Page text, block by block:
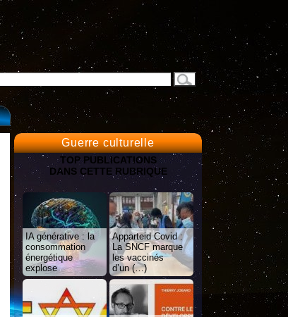
Guerre culturelle
TOP PUBLICATIONS
DANS CETTE RUBRIQUE
IA générative : la
consommation
énergétique
explose
Apparteid Covid :
La SNCF marque
les vaccinés
d’un (…)